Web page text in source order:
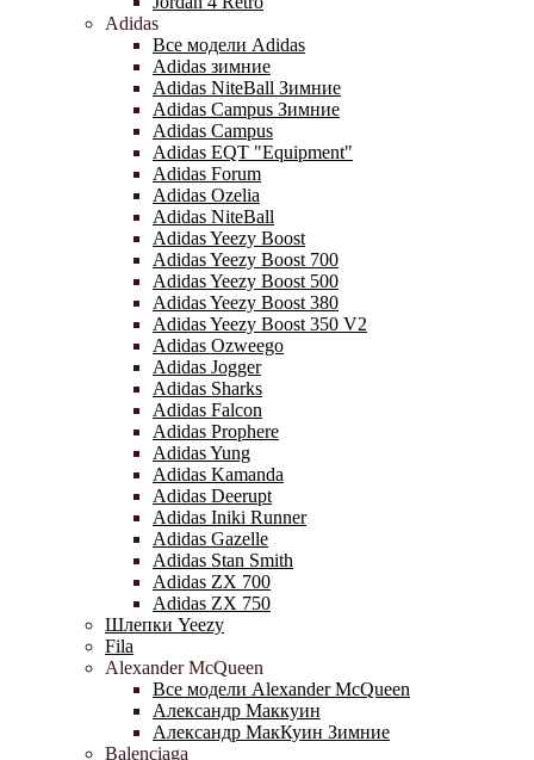
Adidas
Все модели Adidas
Adidas зимние
Adidas NiteBall Зимние
Adidas Campus Зимние
Adidas Campus
Adidas EQT "Equipment"
Adidas Forum
Adidas Ozelia
Adidas NiteBall
Adidas Yeezy Boost
Adidas Yeezy Boost 700
Adidas Yeezy Boost 500
Adidas Yeezy Boost 380
Adidas Yeezy Boost 350 V2
Adidas Ozweego
Adidas Jogger
Adidas Sharks
Adidas Falcon
Adidas Prophere
Adidas Yung
Adidas Kamanda
Adidas Deerupt
Adidas Iniki Runner
Adidas Gazelle
Adidas Stan Smith
Adidas ZX 700
Adidas ZX 750
Шлепки Yeezy
Fila
Alexander McQueen
Все модели Alexander McQueen
Александр Маккуин
Александр МакКуин Зимние
Balenciaga